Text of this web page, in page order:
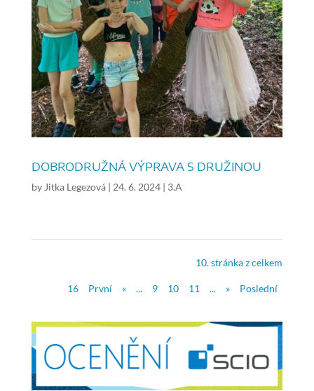
DOBRODRUŽNÁ VÝPRAVA S DRUŽINOU
by Jitka Legezová| 24. 6. 2024| 3.A
10. stránka z celkem
16 První « ... 9 10 11 ... » Poslední